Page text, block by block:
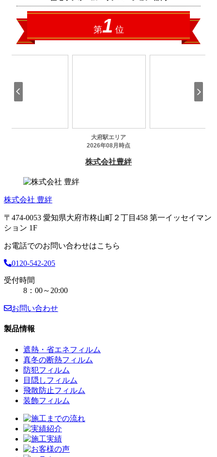
株式会社 豊絆
〒474-0053 愛知県大府市柊山町２丁目458 第一イッセイマン
ション 1F
お電話でのお問い合わせはこちら
0120-542-205
受付時間
8：00～20:00
お問い合わせ
製品情報
遮熱・省エネフィルム
真冬の断熱フィルム
防犯フィルム
目隠しフィルム
飛散防止フィルム
装飾フィルム